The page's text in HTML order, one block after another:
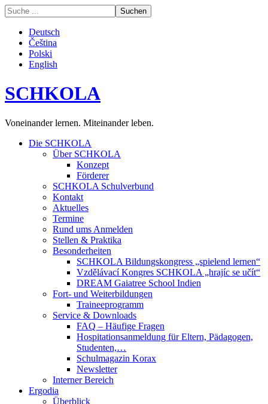
Deutsch
Čeština
Polski
English
SCHKOLA
Voneinander lernen. Miteinander leben.
Die SCHKOLA
Über SCHKOLA
Konzept
Förderer
SCHKOLA Schulverbund
Kontakt
Aktuelles
Termine
Rund ums Anmelden
Stellen & Praktika
Besonderheiten
SCHKOLA Bildungskongress „spielend lernen“
Vzdělávací Kongres SCHKOLA „hrajíc se učít“
DREAM Gaiatree School Indien
Fort- und Weiterbildungen
Traineeprogramm
Service & Downloads
FAQ – Häufige Fragen
Hospitationsanmeldung für Eltern, Pädagogen,
Studenten,…
Schulmagazin Korax
Newsletter
Interner Bereich
Ergodia
Überblick